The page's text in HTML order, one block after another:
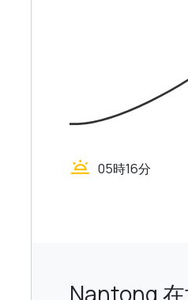
wb_twilight 05時16分
Nantong